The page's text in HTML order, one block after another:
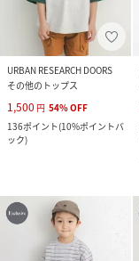
URBAN RESEARCH DOORS
その他のトップス
1,500 円 54%OFF
136ポイント(10%ポイントバ
ック)